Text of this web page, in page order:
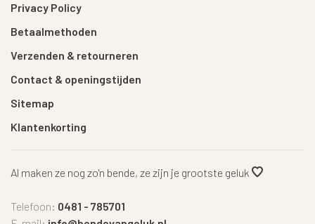
Privacy Policy
Betaalmethoden
Verzenden & retourneren
Contact & openingstijden
Sitemap
Klantenkorting
Al maken ze nog zo'n bende, ze zijn je grootste geluk
Telefoon: 0481 - 785701